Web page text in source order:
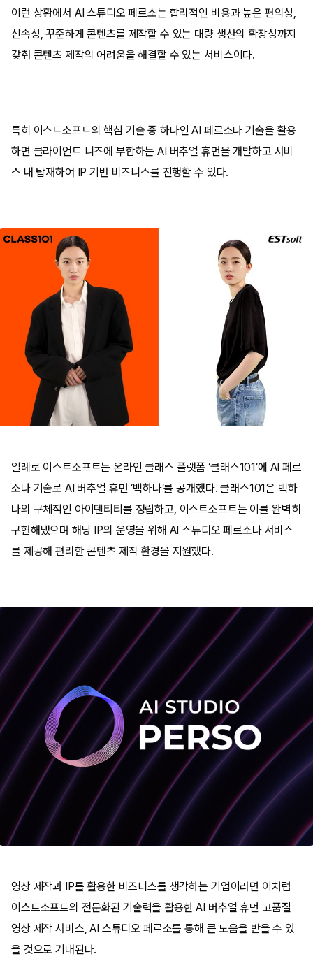
이런 상황에서 AI 스튜디오 페르소는 합리적인 비용과 높은 편의성,
신속성, 꾸준하게 콘텐츠를 제작할 수 있는 대량 생산의 확장성까지
갖춰 콘텐츠 제작의 어려움을 해결할 수 있는 서비스이다.
특히 이스트소프트의 핵심 기술 중 하나인 AI 페르소나 기술을 활용
하면 클라이언트 니즈에 부합하는 AI 버추얼 휴먼을 개발하고 서비
스 내 탑재하여 IP 기반 비즈니스를 진행할 수 있다.
일례로 이스트소프트는 온라인 클래스 플랫폼 ‘클래스101’에 AI 페르
소나 기술로 AI 버추얼 휴먼 ‘백하나’를 공개했다. 클래스101은 백하
나의 구체적인 아이덴티티를 정립하고, 이스트소프트는 이를 완벽히
구현해냈으며 해당 IP의 운영을 위해 AI 스튜디오 페르소나 서비스
를 제공해 편리한 콘텐츠 제작 환경을 지원했다.
영상 제작과 IP를 활용한 비즈니스를 생각하는 기업이라면 이처럼
이스트소프트의 전문화된 기술력을 활용한 AI 버추얼 휴먼 고품질
영상 제작 서비스, AI 스튜디오 페르소를 통해 큰 도움을 받을 수 있
을 것으로 기대된다.